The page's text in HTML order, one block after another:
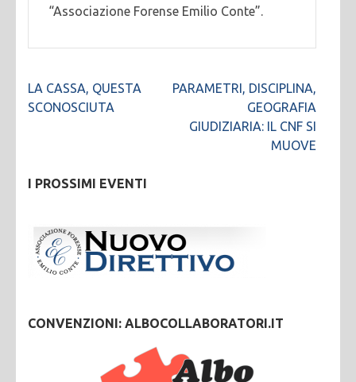
“Associazione Forense Emilio Conte”.
Navigazione
articoli
LA CASSA, QUESTA
SCONOSCIUTA
PARAMETRI, DISCIPLINA,
GEOGRAFIA
GIUDIZIARIA: IL CNF SI
MUOVE
I PROSSIMI EVENTI
CONVENZIONI: ALBOCOLLABORATORI.IT